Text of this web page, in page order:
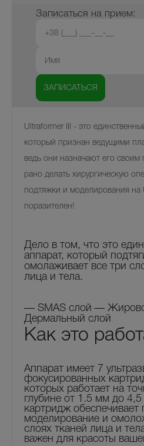
Записаться на прием:
Ultraformer III - это
который признан ведущими
ведь они назначают его
рано делать хирургическую
подтяжки и моделирования на
поразителен!
Дело в том, что это
аппарат, который
омолаживает все три
лица и тела.
— SMAS слой —
Дермальный слой
Как это
Аппарат имеет 7
фокусированных
которых работает на
глубине от 1.5 мм до
картридж обеспечивает
моделирование и
слоях тканей лица и
важен для красоты